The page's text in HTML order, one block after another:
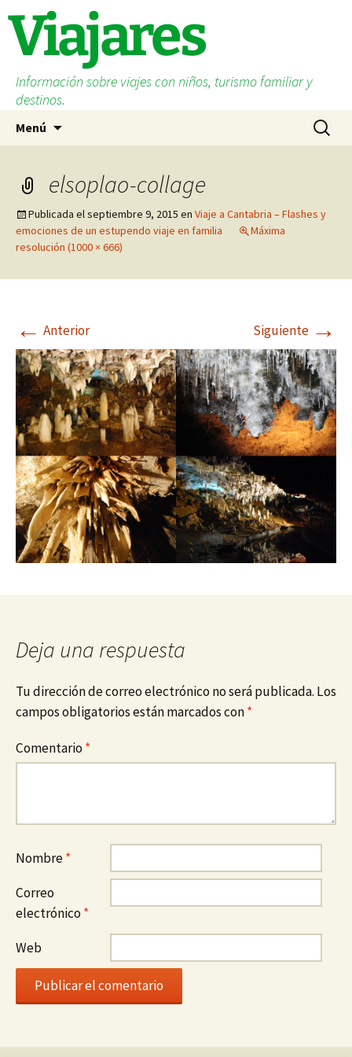
contenido
Viajares
Información sobre viajes con niños, turismo familiar y
destinos.
Menú Buscar:
elsoplao-collage
Publicada elseptiembre 9, 2015 en Viaje a Cantabria – Flashes y
emociones de un estupendo viaje en familia
Máxima
resolución (1000 × 666)
← Anterior Siguiente →
Deja una respuesta
Tu dirección de correo electrónico no será publicada. Los
campos obligatorios están marcados con*
Comentario*
Nombre*
Correo
electrónico*
Web